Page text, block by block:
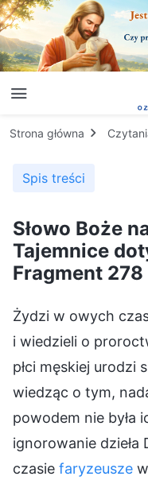
Strona główna
Spis treści
Słowo Boże
Tajemnice
Fragment 278
Żydzi w owych
i wiedzieli o
płci męskiej urodzi
wiedząc o tym,
powodem nie była
ignorowanie dzieła
czasie faryzeusze